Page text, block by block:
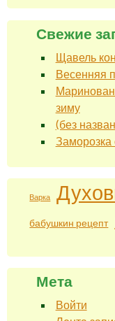
Свежие
Щавель
Весенняя
зиму
(без
Заморозка
Варка
бабушкин рецепт
Мета
Войти